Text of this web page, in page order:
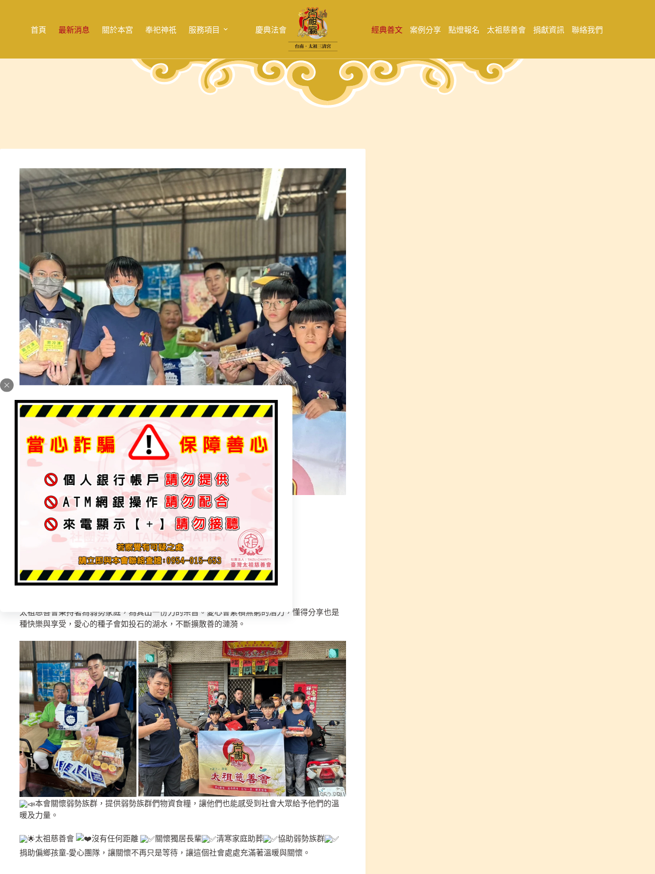
首頁 最新消息 關於本宮 奉祀神祇 服務項目 慶典法會 經典善文 案例分享 點燈報名 太袓慈善會 捐獻資訊 聯絡我們
｛行善不分宗教，救贖自己的心，心存一善，勝過百日修行｝
最新消息 經典善文 2024 年 6 月 25 日
加入為 Google 偏好來源
太祖慈善會秉持著為弱勢家庭，為其出一份力的宗旨。愛心會累積無窮的潛力，懂得分享也是
種快樂與享受，愛心的種子會如投石的湖水，不斷擴散善的漣漪。
本會關懷弱勢族群，提供弱勢族群們物資食糧，讓他們也能感受到社會大眾給予他們的溫
暖及力量。
太祖慈善會 沒有任何距離 關懷獨居長輩 清寒家庭助葬
協助弱勢族群
捐助偏鄉孩童-愛心團隊，讓關懷不再只是等待，讓這個社會處處充滿著溫暖與關懷。